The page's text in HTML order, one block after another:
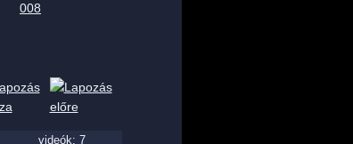
008
videók: 7